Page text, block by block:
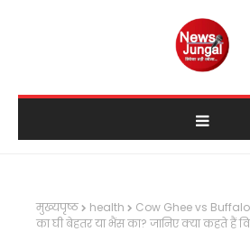
मुख्यपृष्ठ health
Cow Ghee vs
का घी बेहतर या भैंस का? जानिए क्या कहते हैं